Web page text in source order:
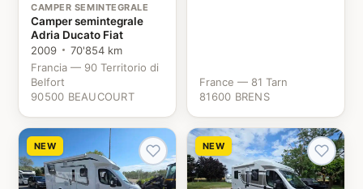
CAMPER SEMINTEGRALE
Camper semintegrale
Adria Ducato Fiat
2009
70'854 km
Francia — 90 Territorio di
Belfort
90500 BEAUCOURT
France — 81 Tarn
81600 BRENS
NEW NEW